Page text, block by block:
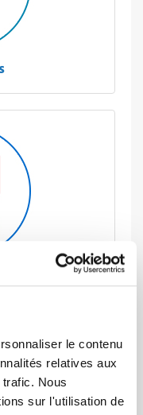
le contenu
relatives aux
Nous
sur l'utilisation de